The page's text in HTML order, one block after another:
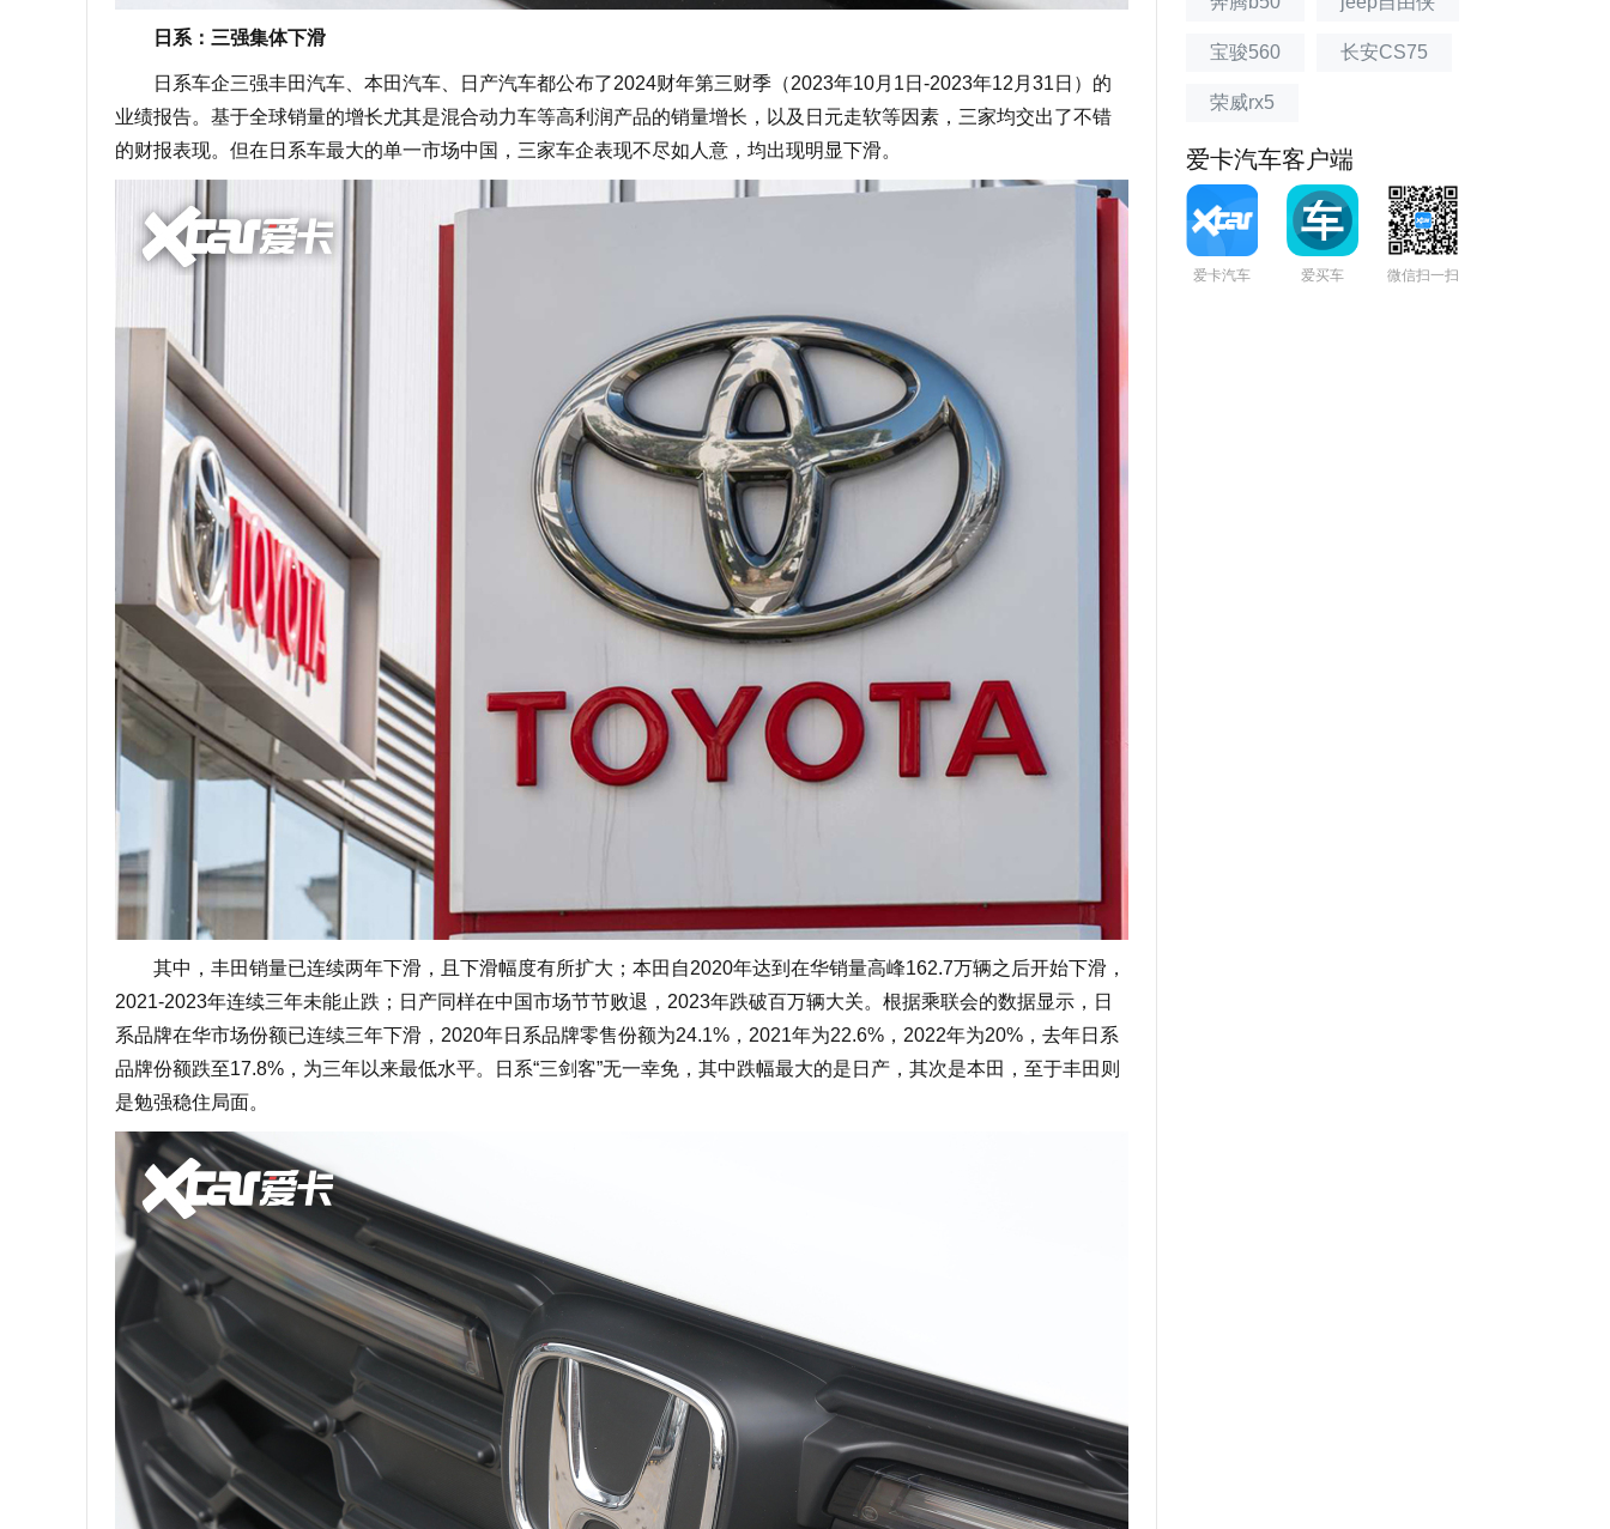
日系：三强集体下滑
日系车企三强丰田汽车、本田汽车、日产汽车都公布了2024财年第三财季（2023年10月1日-2023年12月31日）的
业绩报告。基于全球销量的增长尤其是混合动力车等高利润产品的销量增长，以及日元走软等因素，三家均交出了不错
的财报表现。但在日系车最大的单一市场中国，三家车企表现不尽如人意，均出现明显下滑。
其中，丰田销量已连续两年下滑，且下滑幅度有所扩大；本田自2020年达到在华销量高峰162.7万辆之后开始下滑，
2021-2023年连续三年未能止跌；日产同样在中国市场节节败退，2023年跌破百万辆大关。根据乘联会的数据显示，日
系品牌在华市场份额已连续三年下滑，2020年日系品牌零售份额为24.1%，2021年为22.6%，2022年为20%，去年日系
品牌份额跌至17.8%，为三年以来最低水平。日系“三剑客”无一幸免，其中跌幅最大的是日产，其次是本田，至于丰田则
是勉强稳住局面。
宝骏560 长安CS75
荣威rx5
爱卡汽车客户端
爱卡汽车 爱买车 微信扫一扫